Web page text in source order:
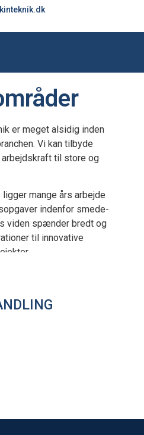
er meget alsidig inden
Vi kan tilbyde
til store og
mange års arbejde
indenfor smede-
viden spænder bredt og
til innovative